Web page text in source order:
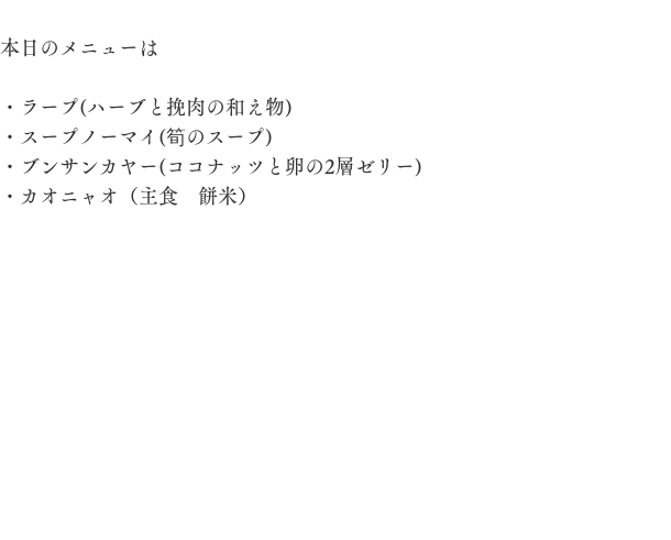
本日のメニューは
・ラープ(ハーブと挽肉の和え物)
・スープノーマイ(筍のスープ)
・ブンサンカヤー(ココナッツと卵の2層ゼリー)
・カオニャオ（主食　餅米）